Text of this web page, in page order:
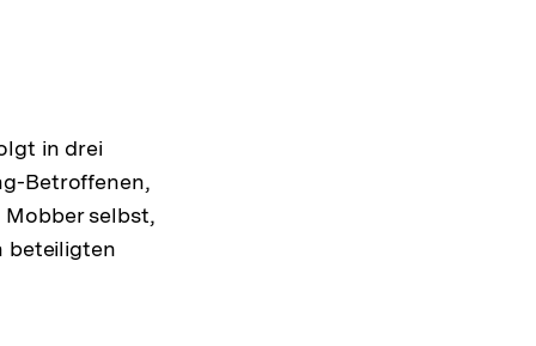
in drei
Betroffenen,
selbst,
beteiligten